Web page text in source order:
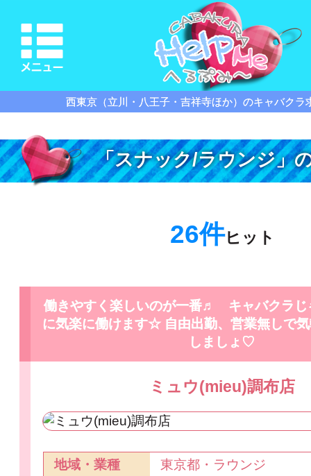
西東京（立川・八王子・吉祥寺ほか）のキャバクラ
「スナック/ラウンジ」
26件ヒット
働きやすく楽しいのが一番♬ キャバクラじ
に気楽に働けます☆ 自由出勤、営業無しで
しましょ♡
ミュウ(mieu)調布店
地域・業種
東京都・ラウンジ